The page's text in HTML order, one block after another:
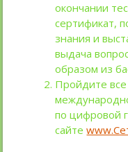
окончании
сертификат,
знания и
выдача
образом из
Пройдите
по цифровой
сайте